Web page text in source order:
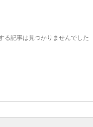
る記事は見つかりませんでした